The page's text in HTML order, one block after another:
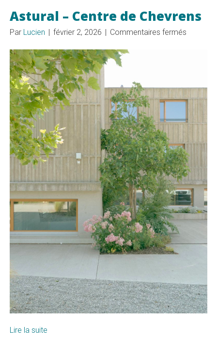
Astural – Centre de Chevrens
Par Lucien | février 2, 2026 | Commentaires fermés
Lire la suite